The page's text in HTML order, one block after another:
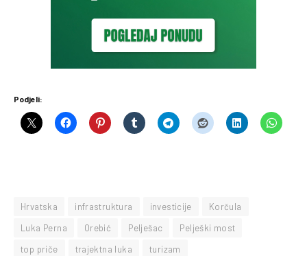
Podjeli:
Hrvatska infrastruktura investicije
Korčula
Luka Perna
Orebić Pelješac
Pelješki most
top priče
trajektna luka turizam